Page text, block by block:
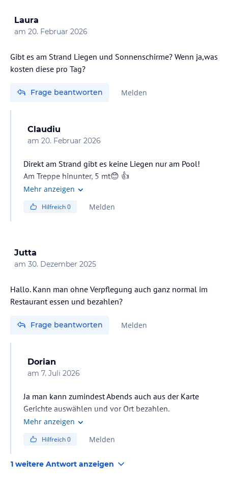
Laura
am 20. Februar 2026
Gibt es am Strand Liegen und Sonnenschirme? Wenn ja,was
kosten diese pro Tag?
Frage beantworten Melden
Claudiu
am 20. Februar 2026
Direkt am Strand gibt es keine Liegen nur am Pool!
Am Treppe hinunter, 5 mt😊 👍
Mehr anzeigen
Hilfreich0 Melden
Jutta
am 30. Dezember 2025
Hallo. Kann man ohne Verpflegung auch ganz normal im
Restaurant essen und bezahlen?
Frage beantworten Melden
Dorian
am 7. Juli 2026
Ja man kann zumindest Abends auch aus der Karte
Gerichte auswählen und vor Ort bezahlen.
Mehr anzeigen
Hilfreich0 Melden
1 weitere Antwort anzeigen